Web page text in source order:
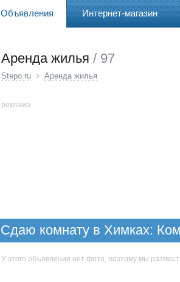
Объявления Интернет-магазин
Аренда жилья / 97
Stepo.ru Аренда жилья
реклама
Сдаю комнату в Химках:
У этого объявления нет фото, поэтому мы